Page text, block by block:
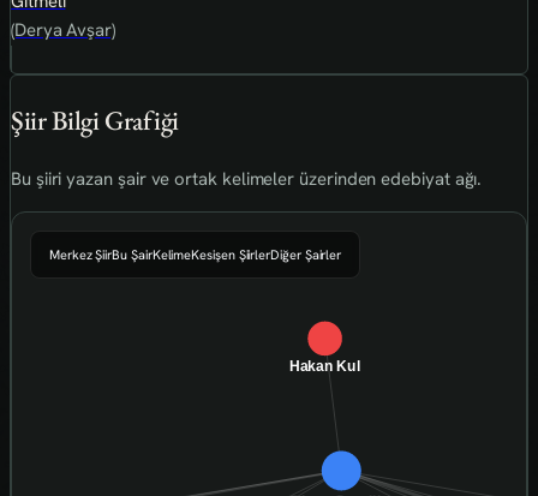
(Derya Avşar)
Şiir Bilgi Grafiği
Bu şiiri yazan şair ve ortak kelimeler üzerinden edebiyat ağı.
Merkez ŞiirBu ŞairKelimeKesişen ŞiirlerDiğer Şairler